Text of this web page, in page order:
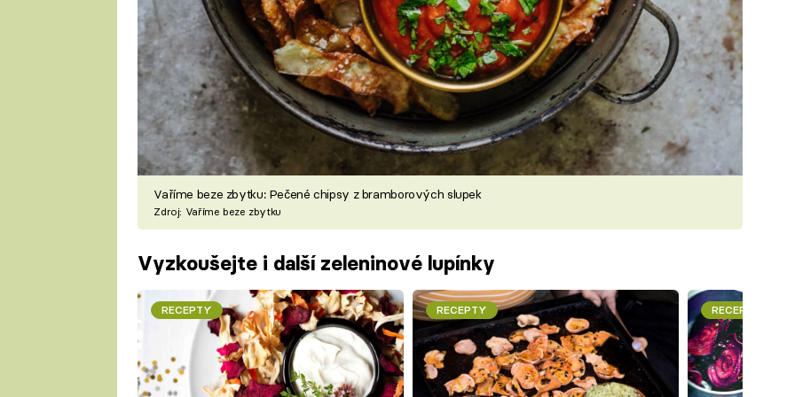
Vaříme beze zbytku: Pečené chipsy z bramborových slupek
Zdroj: Vaříme beze zbytku
Vyzkoušejte i další zeleninové lupínky
RECEPTY RECEPTY RECEPTY